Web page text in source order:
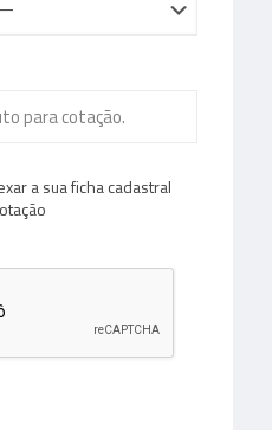
a sua ficha cadastral